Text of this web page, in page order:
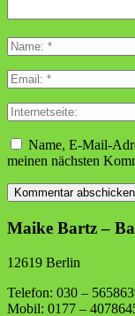
Name, E-Mail-
meinen nächsten
Maike Bartz –
12619 Berlin
Telefon: 030 –
Mobil: 0177 –